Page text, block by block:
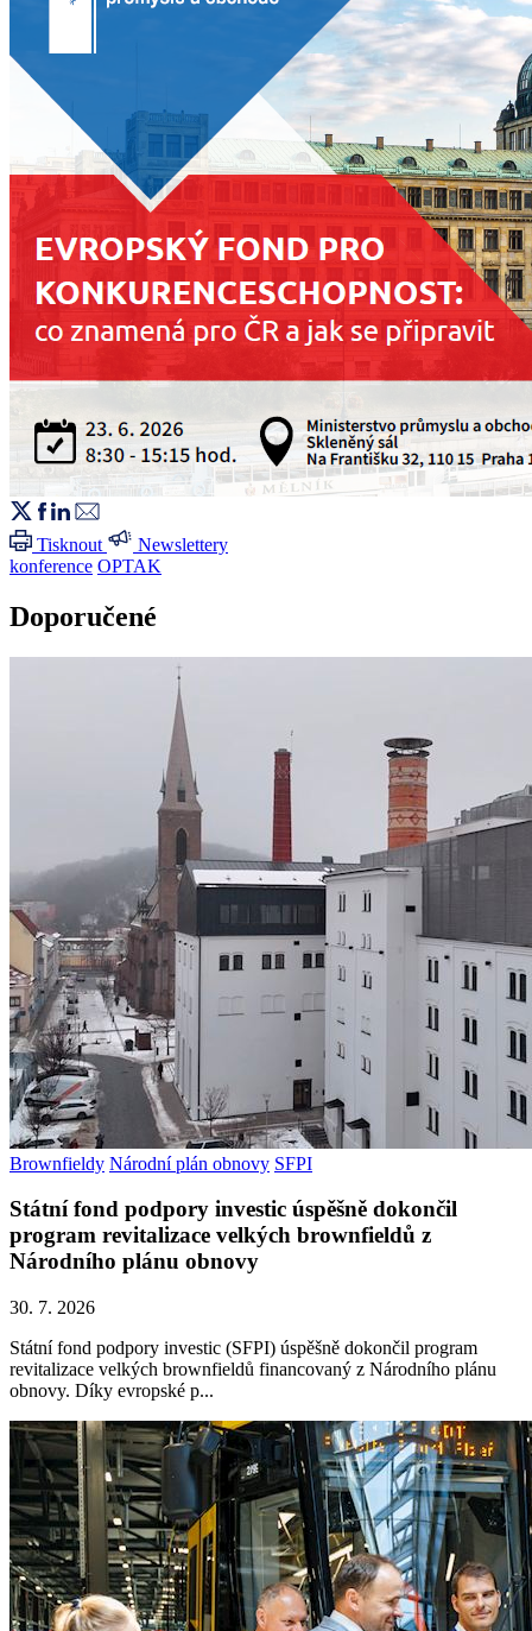
Tisknout
Newslettery
konference OPTAK
Doporučené
Brownfieldy Národní plán obnovy SFPI
Státní fond podpory investic úspěšně dokončil
program revitalizace velkých brownfieldů z
Národního plánu obnovy
30. 7. 2026
Státní fond podpory investic (SFPI) úspěšně dokončil program
revitalizace velkých brownfieldů financovaný z Národního plánu
obnovy. Díky evropské p...